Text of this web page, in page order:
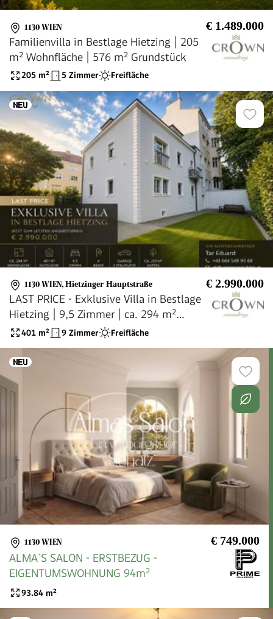
1130 WIEN € 1.489.000
Familienvilla in Bestlage Hietzing | 205
m² Wohnfläche | 576 m² Grundstück
205 m² 5 Zimmer Freifläche
1130 WIEN, Hietzinger Hauptstraße € 2.990.000
LAST PRICE - Exklusive Villa in Bestlage
Hietzing | 9,5 Zimmer | ca. 294 m²
Wohnfläche | 401 m² Nutzfläche | Garten
| Garage | U4-Nähe |
Aufstockungsmöglichkeit | Jetzt €
401 m² 9 Zimmer Freifläche
1130 WIEN € 749.000
ALMA`S SALON - ERSTBEZUG -
EIGENTUMSWOHNUNG 94m²
93.84 m²